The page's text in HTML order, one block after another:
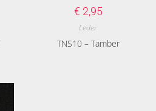
€ 2,95
Leder
TNS10 – Tamber